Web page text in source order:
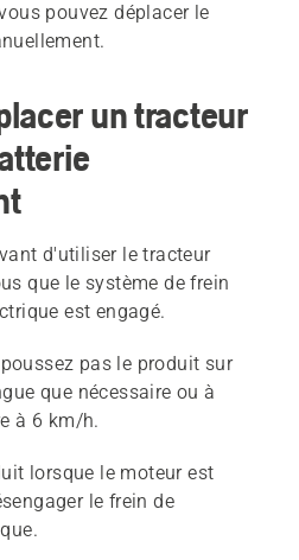
pouvez déplacer le
un tracteur
d'utiliser le tracteur
que le système de frein
est engagé.
pas le produit sur
que nécessaire ou à
à 6 km/h.
lorsque le moteur est
le frein de